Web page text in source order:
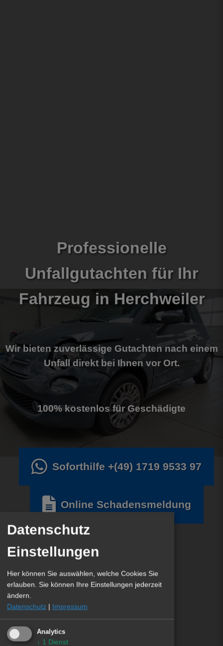
Professionelle
Unfallgutachten für Ihr
Fahrzeug in Herchweiler
Wir bieten zuverlässige Gutachten nach einem
Unfall direkt bei Ihnen vor Ort.
100% kostenlos für Geschädigte
Soforthilfe +(49) 1719 9533 97
Online Schadensmeldung
Datenschutz
Einstellungen
Hier können Sie auswählen, welche Cookies Sie
erlauben. Sie können Ihre Einstellungen jederzeit
ändern.
Datenschutz | Impressum
Analytics
↓ 1 Dienst